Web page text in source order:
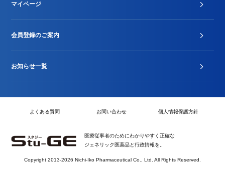
2024年度新設項目届出状況
マイページ
会員登録のご案内
お知らせ一覧
よくある質問 お問い合わせ 個人情報保護方針
医療従事者のためにわかりやすく正確な
ジェネリック医薬品と行政情報を。
Copyright 2013-2026 Nichi-Iko Pharmaceutical Co., Ltd. All Rights Reserved.